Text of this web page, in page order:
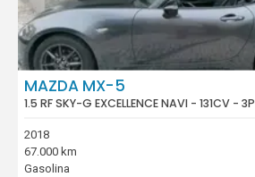
MAZDA MX-5
1.5 RF SKY-G EXCELLENCE NAVI - 131CV - 3P
2018
67.000 km
Gasolina